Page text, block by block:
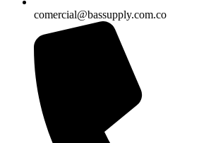
comercial@bassupply.com.co